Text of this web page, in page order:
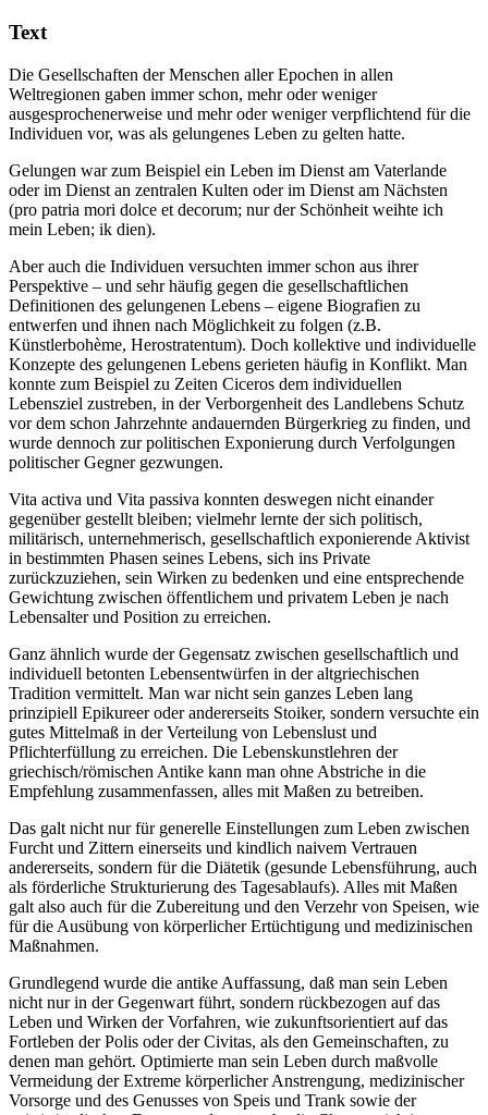
Text
Die Gesellschaften der Menschen aller Epochen in allen
Weltregionen gaben immer schon, mehr oder weniger
ausgesprochenerweise und mehr oder weniger verpflichtend für die
Individuen vor, was als gelungenes Leben zu gelten hatte.
Gelungen war zum Beispiel ein Leben im Dienst am Vaterlande
oder im Dienst an zentralen Kulten oder im Dienst am Nächsten
(pro patria mori dolce et decorum; nur der Schönheit weihte ich
mein Leben; ik dien).
Aber auch die Individuen versuchten immer schon aus ihrer
Perspektive – und sehr häufig gegen die gesellschaftlichen
Definitionen des gelungenen Lebens – eigene Biografien zu
entwerfen und ihnen nach Möglichkeit zu folgen (z.B.
Künstlerbohème, Herostratentum). Doch kollektive und individuelle
Konzepte des gelungenen Lebens gerieten häufig in Konflikt. Man
konnte zum Beispiel zu Zeiten Ciceros dem individuellen
Lebensziel zustreben, in der Verborgenheit des Landlebens Schutz
vor dem schon Jahrzehnte andauernden Bürgerkrieg zu finden, und
wurde dennoch zur politischen Exponierung durch Verfolgungen
politischer Gegner gezwungen.
Vita activa und Vita passiva konnten deswegen nicht einander
gegenüber gestellt bleiben; vielmehr lernte der sich politisch,
militärisch, unternehmerisch, gesellschaftlich exponierende Aktivist
in bestimmten Phasen seines Lebens, sich ins Private
zurückzuziehen, sein Wirken zu bedenken und eine entsprechende
Gewichtung zwischen öffentlichem und privatem Leben je nach
Lebensalter und Position zu erreichen.
Ganz ähnlich wurde der Gegensatz zwischen gesellschaftlich und
individuell betonten Lebensentwürfen in der altgriechischen
Tradition vermittelt. Man war nicht sein ganzes Leben lang
prinzipiell Epikureer oder andererseits Stoiker, sondern versuchte ein
gutes Mittelmaß in der Verteilung von Lebenslust und
Pflichterfüllung zu erreichen. Die Lebenskunstlehren der
griechisch/römischen Antike kann man ohne Abstriche in die
Empfehlung zusammenfassen, alles mit Maßen zu betreiben.
Das galt nicht nur für generelle Einstellungen zum Leben zwischen
Furcht und Zittern einerseits und kindlich naivem Vertrauen
andererseits, sondern für die Diätetik (gesunde Lebensführung, auch
als förderliche Strukturierung des Tagesablaufs). Alles mit Maßen
galt also auch für die Zubereitung und den Verzehr von Speisen, wie
für die Ausübung von körperlicher Ertüchtigung und medizinischen
Maßnahmen.
Grundlegend wurde die antike Auffassung, daß man sein Leben
nicht nur in der Gegenwart führt, sondern rückbezogen auf das
Leben und Wirken der Vorfahren, wie zukunftsorientiert auf das
Fortleben der Polis oder der Civitas, als den Gemeinschaften, zu
denen man gehört. Optimierte man sein Leben durch maßvolle
Vermeidung der Extreme körperlicher Anstrengung, medizinischer
Vorsorge und des Genusses von Speis und Trank sowie der